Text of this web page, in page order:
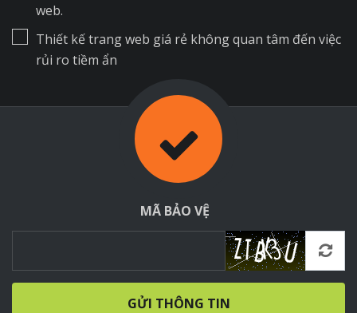
web.
Thiết kế trang web giá rẻ không quan tâm đến việc
rủi ro tiềm ẩn
MÃ BẢO VỆ
GỬI THÔNG TIN